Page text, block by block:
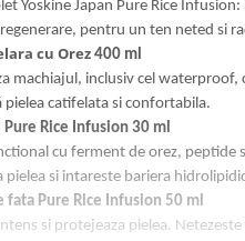
Yoskine Japan Pure Rice
pentru un ten neted si
cu Orez 400 ml
machiajul, inclusiv cel waterproof,
pielea catifelata si confortabila.
Pure Rice Infusion 30 ml
cu ferment de orez, peptide
pielea si intareste bariera
fata Pure Rice Infusion 50 ml
si protejeaza pielea.